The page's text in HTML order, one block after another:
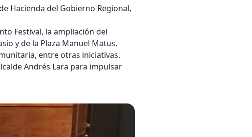
Hacienda del Gobierno Regional,
Festival, la ampliación del
y de la Plaza Manuel Matus,
entre otras iniciativas.
Andrés Lara para impulsar